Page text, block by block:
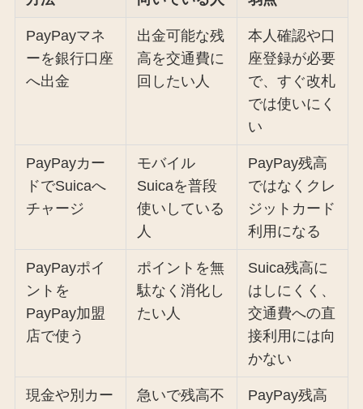
PayPayマネ
ーを銀行口座
へ出金
出金可能な残
高を交通費に
回したい人
本人確認や口
座登録が必要
で、すぐ改札
では使いにく
い
PayPayカー
ドでSuicaへ
チャージ
モバイル
Suicaを普段
使いしている
人
PayPay残高
ではなくクレ
ジットカード
利用になる
PayPayポイ
ントを
PayPay加盟
店で使う
ポイントを無
駄なく消化し
たい人
Suica残高に
はしにくく、
交通費への直
接利用には向
かない
現金や別カー
急いで残高不
PayPay残高